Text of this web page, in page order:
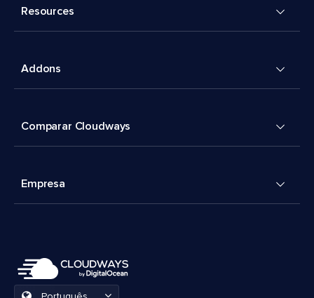
Resources
Addons
Comparar Cloudways
Empresa